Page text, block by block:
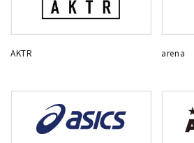
AKTR arena